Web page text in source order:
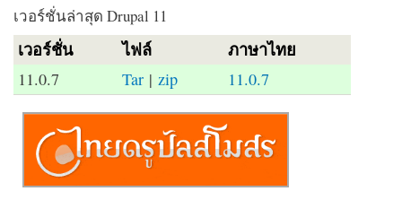
เวอร์ชั่นล่าสุด Drupal 11
เวอร์ชั่น ไฟล์ ภาษาไทย
11.0.7 Tar | zip 11.0.7